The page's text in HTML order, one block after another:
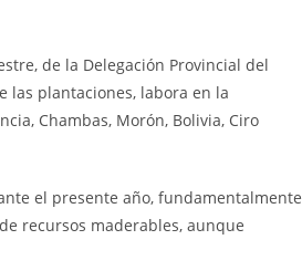
de la Delegación Provincial del
las plantaciones, labora en la
Chambas, Morón, Bolivia, Ciro
el presente año, fundamentalmente
recursos maderables, aunque